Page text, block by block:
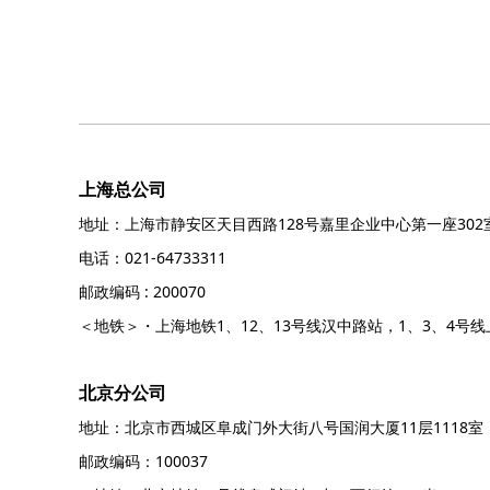
上海总公司
地址：上海市静安区天目西路128号嘉里企业中心第一座302
电话：021-64733311
邮政编码 : 200070
＜地铁＞・上海地铁1、12、13号线汉中路站，1、3、4号
北京分公司
地址：北京市西城区阜成门外大街八号国润大厦11层1118室
邮政编码：100037